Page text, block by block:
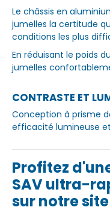
Le châssis en
jumelles la certitude
conditions les plus
En réduisant le poids
jumelles
CONTRASTE ET
Conception à prisme
efficacité lumineuse
Profitez
SAV ultra-
sur notre